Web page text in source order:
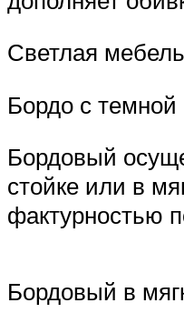
Светлая
Бордо с
Бордовый
стойке или в
фактурностью
Бордовый в